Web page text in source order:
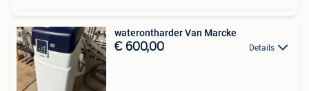
waterontharder Van Marcke
€ 600,00 Details